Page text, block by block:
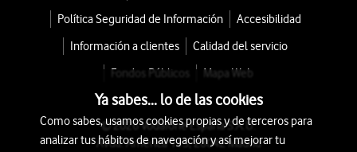
Política Seguridad de Información
Accesibilidad
Información a clientes
Calidad del servicio
Fondos Públicos
Mapa Web
© 2026 Vodafone España S.A.U.
Avda. América 115, 28042 Madrid
Ya sabes... lo de las cookies
Como sabes, usamos cookies propias y de terceros para
analizar tus hábitos de navegación y así mejorar tu